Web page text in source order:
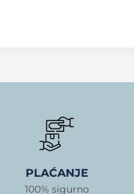
PLAĆANJE
100% sigurno